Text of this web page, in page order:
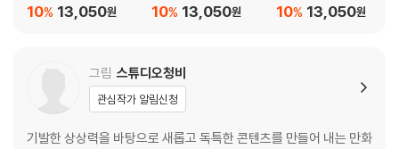
13,050원
10% 13,050원
10% 13,050원
10%
그림 스튜디오청비
관심작가 알림신청
기발한 상상력을 바탕으로 새롭고 독특한 콘텐츠를 만들어 내는 만화